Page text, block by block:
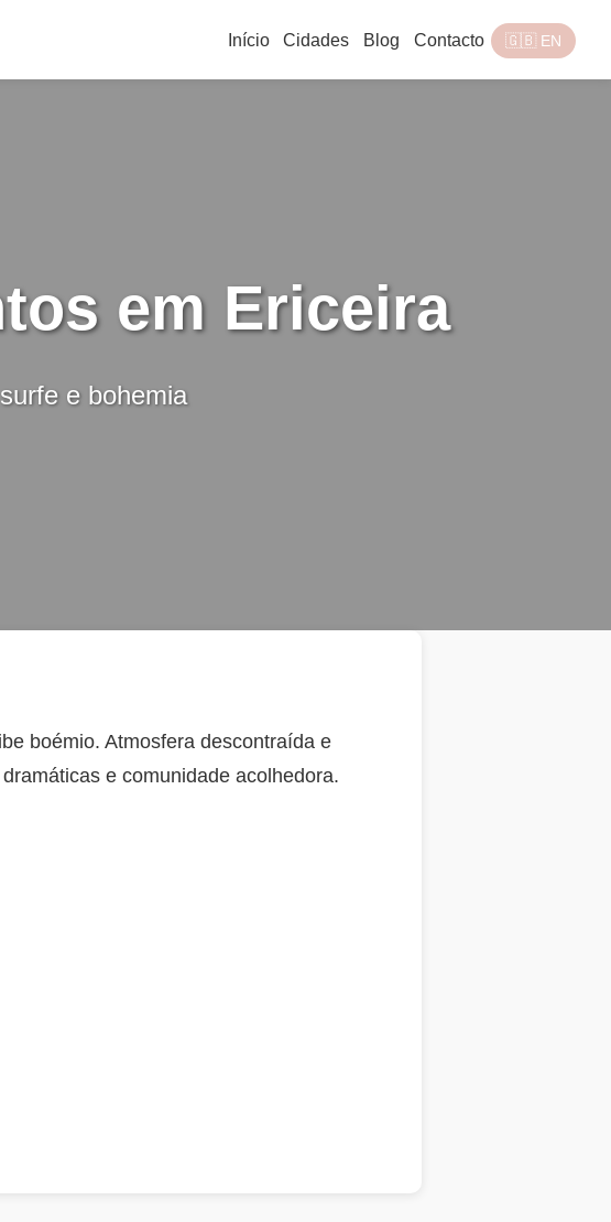
Início Cidades Blog Contacto 🇬🇧 EN
em Ericeira
e bohemia
boémio. Atmosfera descontraída e
e comunidade acolhedora.